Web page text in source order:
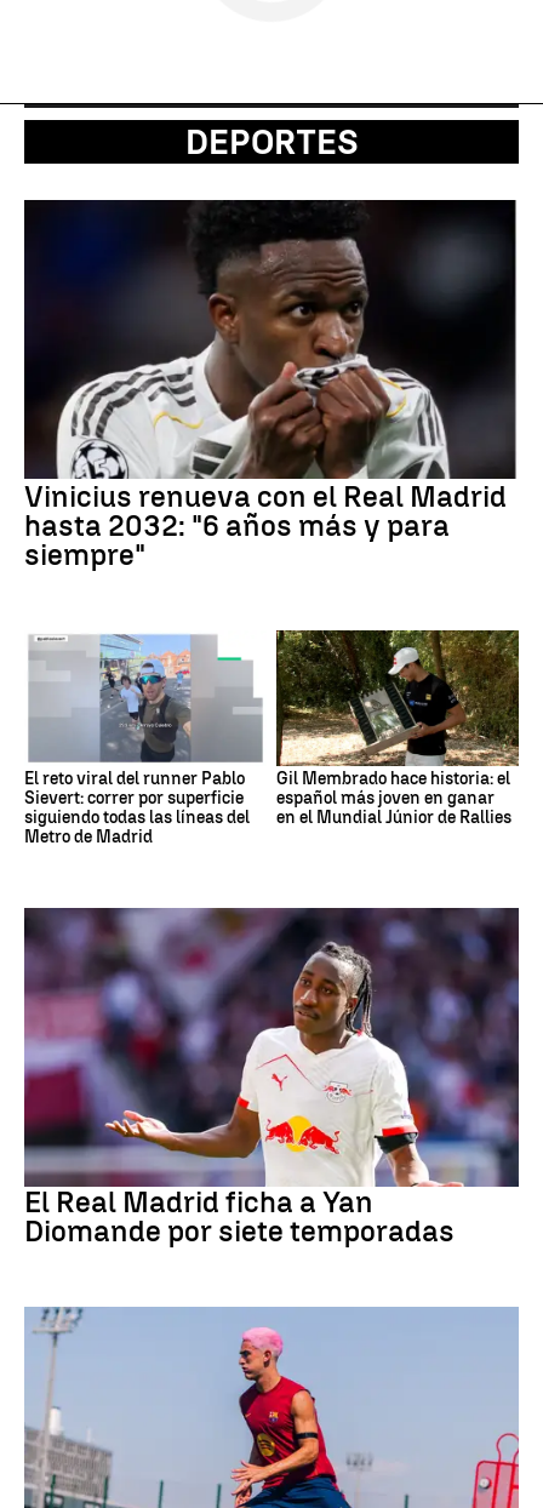
DEPORTES
Vinicius renueva con el Real Madrid
hasta 2032: "6 años más y para
siempre"
El reto viral del runner Pablo
Sievert: correr por superficie
siguiendo todas las líneas del
Metro de Madrid
Gil Membrado hace historia: el
español más joven en ganar
en el Mundial Júnior de Rallies
Fútbol
El Real Madrid ficha a Yan
Diomande por siete temporadas